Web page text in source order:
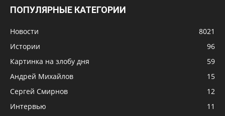
ПОПУЛЯРНЫЕ КАТЕГОРИИ
Новости
8021
Истории
96
Картинка на злобу дня
59
Андрей Михайлов
15
Сергей Смирнов
12
Интервью
11